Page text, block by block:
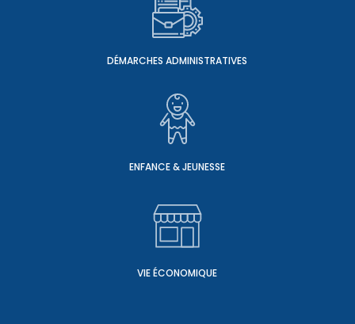
DÉMARCHES ADMINISTRATIVES
ENFANCE & JEUNESSE
VIE ÉCONOMIQUE